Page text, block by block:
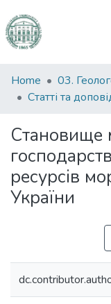
Communities
&
All of DSpace
Statistics
Home
Статті та
Становище
ресурсів
України